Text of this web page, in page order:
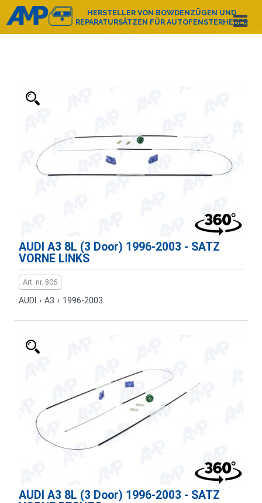
HERSTELLER VON BOWDENZÜGEN UND
REPARATURSÄTZEN FÜR AUTOFENSTERHEBER
ÜBER UNS
PRODUKTKATALOG
AUDI A3 8L (3 Door) 1996-2003 - SATZ
VORNE LINKS
Art. nr. 806
AUDI › A3 › 1996-2003
AUDI A3 8L (3 Door) 1996-2003 - SATZ